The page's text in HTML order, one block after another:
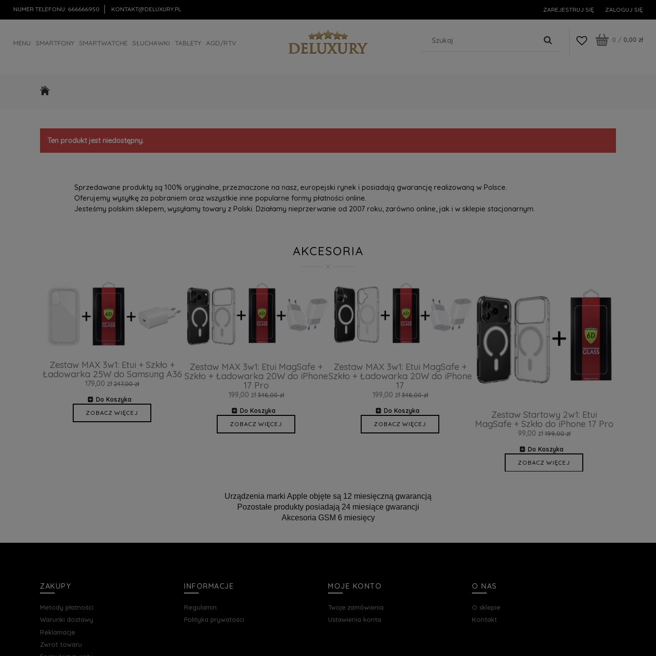
NUMER TELEFONU: 666666950 KONTAKT@DELUXURY.PL ZAREJESTRUJ SIĘ ZALOGUJ SIĘ
MENU SMARTFONY SMARTWATCHE SŁUCHAWKI TABLETY AGD/RTV 0 / 0,00 zł
Ten produkt jest niedostępny.
Sprzedawane produkty są 100% oryginalne, przeznaczone na nasz, europejski rynek i posiadają gwarancję realizowaną w Polsce.
Oferujemy wysyłkę za pobraniem oraz wszystkie inne popularne formy płatności online.
Jesteśmy polskim sklepem, wysyłamy towary z Polski. Działamy nieprzerwanie od 2007 roku, zarówno online, jak i w sklepie stacjonarnym.
AKCESORIA
Zestaw MAX 3w1: Etui + Szkło +
Ładowarka 25W do Samsung A36
179,00 zł 247,00 zł
Do Koszyka
ZOBACZ WIĘCEJ
Zestaw MAX 3w1: Etui MagSafe +
Szkło + Ładowarka 20W do iPhone
17 Pro
199,00 zł 348,00 zł
Do Koszyka
ZOBACZ WIĘCEJ
Zestaw MAX 3w1: Etui MagSafe +
Szkło + Ładowarka 20W do iPhone
17
199,00 zł 348,00 zł
Do Koszyka
ZOBACZ WIĘCEJ
Zestaw Startowy 2w1: Etui
MagSafe + Szkło do iPhone 17 Pro
99,00 zł 199,00 zł
Do Koszyka
ZOBACZ WIĘCEJ
Urządzenia marki Apple objęte są 12 miesięczną gwarancją
Pozostałe produkty posiadają 24 miesiące gwarancji
Akcesoria GSM 6 miesięcy
ZAKUPY
Metody płatności
Warunki dostawy
Reklamacje
Zwrot towaru
INFORMACJE
Regulamin
Polityka prywatości
MOJE KONTO
Twoje zamówienia
Ustawienia konta
O NAS
O sklepie
Kontakt